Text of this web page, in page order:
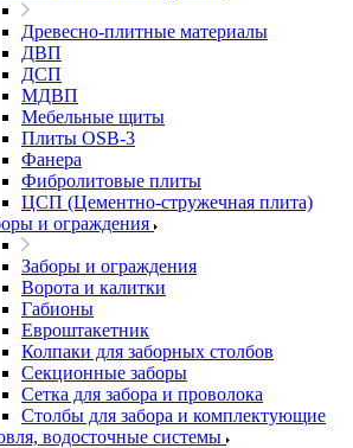
Древесно-плитные материалы
ДВП
ДСП
МДВП
Мебельные щиты
Плиты OSB-3
Фанера
Фибролитовые плиты
ЦСП (Цементно-стружечная плита)
и ограждения
Заборы и ограждения
Ворота и калитки
Габионы
Евроштакетник
Колпаки для заборных столбов
Секционные заборы
Сетка для забора и проволока
Столбы для забора и комплектующие
водосточные системы